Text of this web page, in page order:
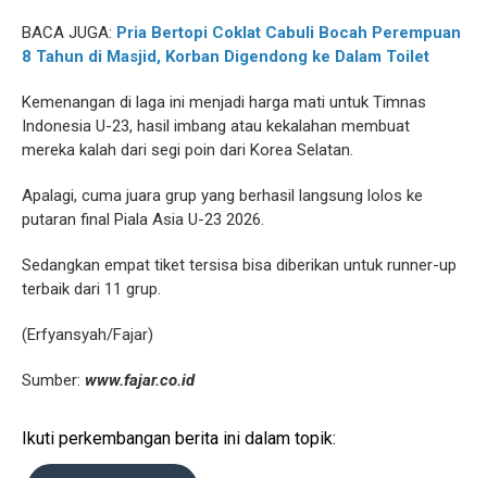
BACA JUGA: Pria Bertopi Coklat Cabuli Bocah Perempuan
8 Tahun di Masjid, Korban Digendong ke Dalam Toilet
Kemenangan di laga ini menjadi harga mati untuk Timnas
Indonesia U-23, hasil imbang atau kekalahan membuat
mereka kalah dari segi poin dari Korea Selatan.
Apalagi, cuma juara grup yang berhasil langsung lolos ke
putaran final Piala Asia U-23 2026.
Sedangkan empat tiket tersisa bisa diberikan untuk runner-up
terbaik dari 11 grup.
(Erfyansyah/Fajar)
Sumber: www.fajar.co.id
Ikuti perkembangan berita ini dalam topik: